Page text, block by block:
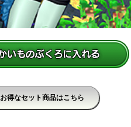
お得なセット商品はこちら